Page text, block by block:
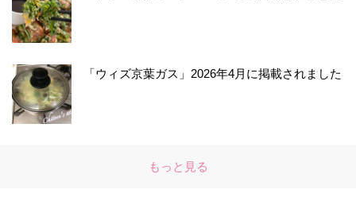
「ウィズ京葉ガス」2026年4月に掲載されました
もっと見る